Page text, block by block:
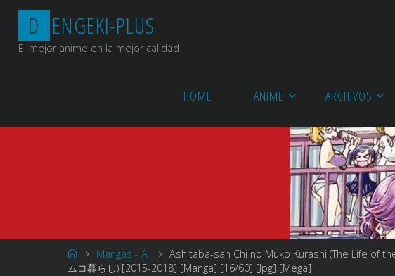
Saltar
contenido
D ENGEKI-PLUS
El mejor anime en la mejor calidad
HOME ANIME ARCHIVOS
Página
de
Mangas - A
Ashitaba-san Chi no Muko Kurashi (The Life of
ムコ暮らし) [2015-2018] [Manga] [16/60] [Jpg] [Mega]